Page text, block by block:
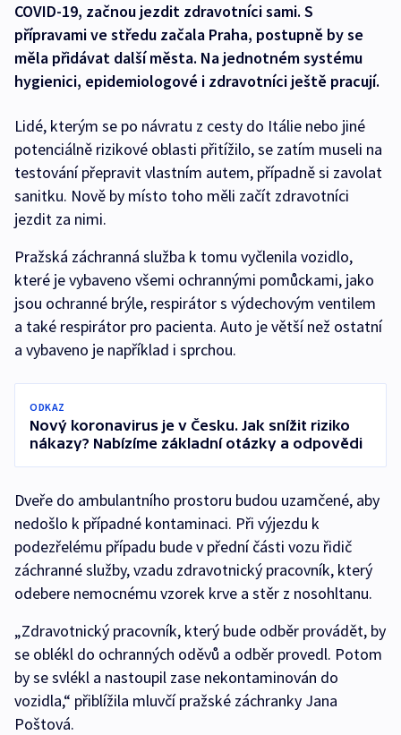
COVID-19, začnou jezdit zdravotníci sami. S
přípravami ve středu začala Praha, postupně by se
měla přidávat další města. Na jednotném systému
hygienici, epidemiologové i zdravotníci ještě pracují.
Lidé, kterým se po návratu z cesty do Itálie nebo jiné
potenciálně rizikové oblasti přitížilo, se zatím museli na
testování přepravit vlastním autem, případně si zavolat
sanitku. Nově by místo toho měli začít zdravotníci
jezdit za nimi.
Pražská záchranná služba k tomu vyčlenila vozidlo,
které je vybaveno všemi ochrannými pomůckami, jako
jsou ochranné brýle, respirátor s výdechovým ventilem
a také respirátor pro pacienta. Auto je větší než ostatní
a vybaveno je například i sprchou.
ODKAZ
Nový koronavirus je v Česku. Jak snížit riziko
nákazy? Nabízíme základní otázky a odpovědi
Dveře do ambulantního prostoru budou uzamčené, aby
nedošlo k případné kontaminaci. Při výjezdu k
podezřelému případu bude v přední části vozu řidič
záchranné služby, vzadu zdravotnický pracovník, který
odebere nemocnému vzorek krve a stěr z nosohltanu.
„Zdravotnický pracovník, který bude odběr provádět, by
se oblékl do ochranných oděvů a odběr provedl. Potom
by se svlékl a nastoupil zase nekontaminován do
vozidla,“ přiblížila mluvčí pražské záchranky Jana
Poštová.